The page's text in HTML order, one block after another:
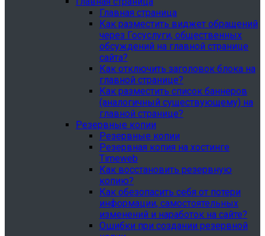
Главная страница
Как разместить виджет обращений
через Госуслуги, общественных
обсуждений на главной странице
сайта?
Как отключить заголовок блока на
главной странице?
Как разместить список баннеров
(аналогичный существующему) на
главной странице?
Резервные копии
Резервные копии
Резервная копия на хостинге
Timeweb
Как восстановить резервную
копию?
Как обезопасить себя от потери
информации, самостоятельных
изменений и наработок на сайте?
Ошибки при создании резервной